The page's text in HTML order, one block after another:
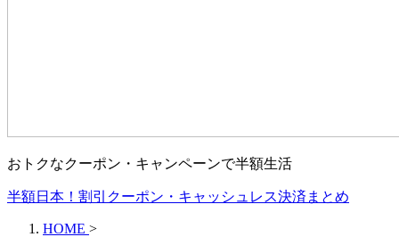
おトクなクーポン・キャンペーンで半額生活
半額日本！割引クーポン・キャッシュレス決済まとめ
HOME >